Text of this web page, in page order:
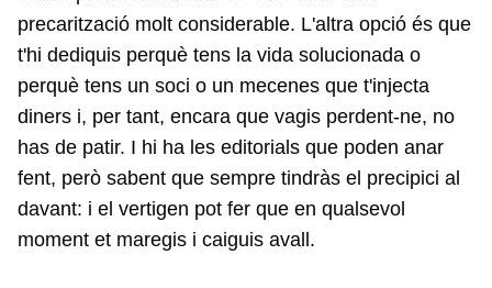
precarització molt considerable. L'altra opció és que
t'hi dediquis perquè tens la vida solucionada o
perquè tens un soci o un mecenes que t'injecta
diners i, per tant, encara que vagis perdent-ne, no
has de patir. I hi ha les editorials que poden anar
fent, però sabent que sempre tindràs el precipici al
davant: i el vertigen pot fer que en qualsevol
moment et maregis i caiguis avall.